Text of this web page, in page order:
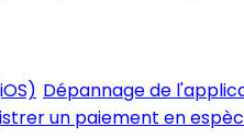
Dépannage de
un paiement en